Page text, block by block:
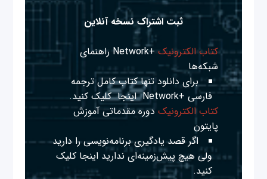
ثبت اشتراک نسخه آنلاین
کتاب الکترونیک
+Network راهنمای
شبکه‌ها
برای دانلود تنها کتاب کامل ترجمه
فارسی +Network
اینجا کلیک کنید.
کتاب الکترونیک دوره مقدماتی آموزش
پایتون
اگر قصد یادگیری برنامه‌نویسی را دارید
ولی هیچ پیش‌زمینه‌ای نداریداینجا کلیک
کنید.